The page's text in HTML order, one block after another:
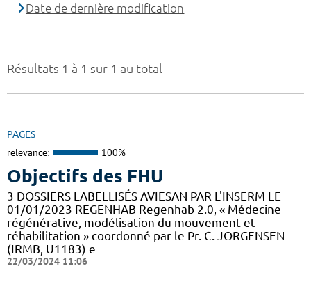
Résultats 1 à 1 sur 1 au total
PAGES
relevance: 100%
Objectifs des FHU
3 DOSSIERS LABELLISÉS AVIESAN PAR L'INSERM LE
01/01/2023 REGENHAB Regenhab 2.0, « Médecine
régénérative, modélisation du mouvement et
réhabilitation » coordonné par le Pr. C. JORGENSEN
(IRMB, U1183) e
22/03/2024 11:06
Date de dernière modification